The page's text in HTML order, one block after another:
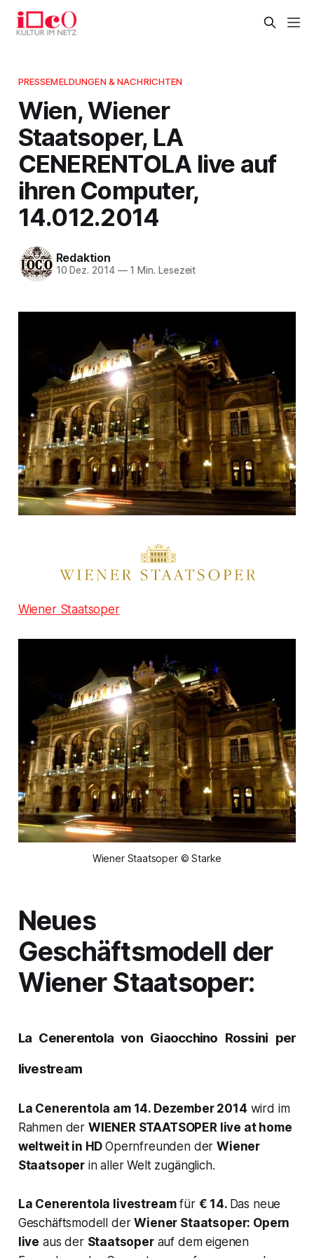
PRESSEMELDUNGEN & NACHRICHTEN
Wien, Wiener
Staatsoper, LA
CENERENTOLA live auf
ihren Computer,
14.012.2014
Redaktion
10 Dez. 2014 —1 Min. Lesezeit
Wiener Staatsoper
Wiener Staatsoper © Starke
Neues
Geschäftsmodell der
Wiener Staatsoper:
La Cenerentolavon Giaocchino Rossini per
livestream
La Cenerentola am 14. Dezember 2014 wird im
Rahmen der WIENER STAATSOPER live at home
weltweit in HDOpernfreunden derWiener
Staatsoper in aller Welt zugänglich.
La Cenerentola livestreamfür € 14. Das neue
Geschäftsmodell derWiener Staatsoper: Opern
live aus der Staatsoperauf dem eigenen